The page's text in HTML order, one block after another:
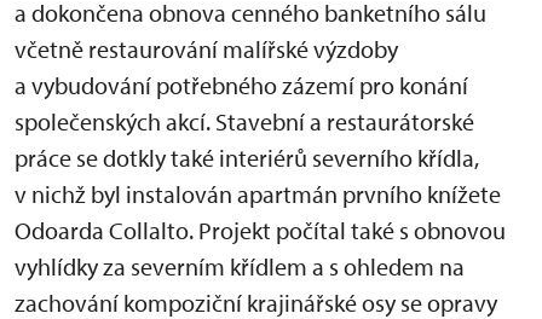
a dokončena obnova cenného banketního sálu
včetně restaurování malířské výzdoby
a vybudování potřebného zázemí pro konání
společenských akcí. Stavební a restaurátorské
práce se dotkly také interiérů severního křídla,
v nichž byl instalován apartmán prvního knížete
Odoarda Collalto. Projekt počítal také s obnovou
vyhlídky za severním křídlem a s ohledem na
zachování kompoziční krajinářské osy se opravy